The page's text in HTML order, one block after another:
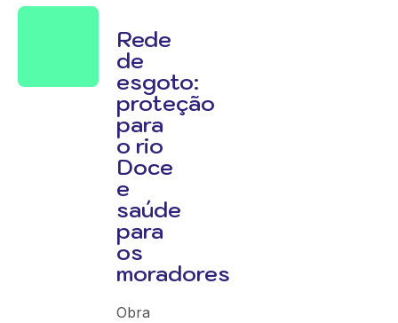
Rede
de
esgoto:
proteção
para
o rio
Doce
e
saúde
para
os
moradores
Obra